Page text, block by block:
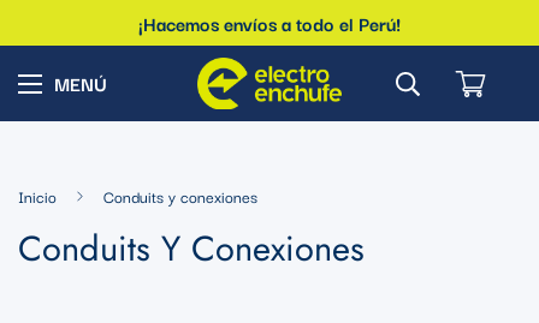
¡Hacemos envíos a todo el Perú!
Inicio Conduits y conexiones
Conduits Y Conexiones